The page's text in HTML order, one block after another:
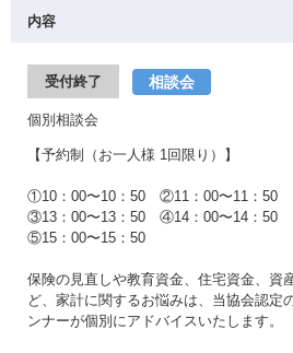
内容
受付終了 相談会
個別相談会
【予約制（お一人様 1回限り）】
①10：00〜10：50 ②11：00〜11：50
③13：00〜13：50 ④14：00〜14：50
⑤15：00〜15：50
保険の見直しや教育資金、住宅資金、資
ど、家計に関するお悩みは、当協会認定
ンナーが個別にアドバイスいたします。